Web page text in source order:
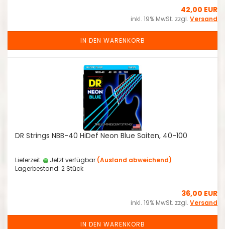
42,00 EUR
inkl. 19% MwSt. zzgl. Versand
IN DEN WARENKORB
DR Strings NBB-40 HiDef Neon Blue Saiten, 40-100
Lieferzeit: Jetzt verfügbar (Ausland abweichend)
Lagerbestand: 2 Stück
36,00 EUR
inkl. 19% MwSt. zzgl. Versand
IN DEN WARENKORB